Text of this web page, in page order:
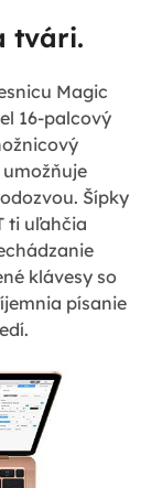
tvári.
Magic
16-palcový
Šípky
ti uľahčia
klávesy so
písanie